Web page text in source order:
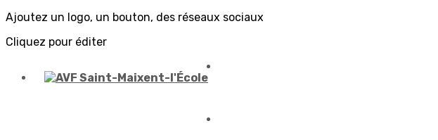
Ajoutez un logo, un bouton, des réseaux sociaux
Cliquez pour éditer